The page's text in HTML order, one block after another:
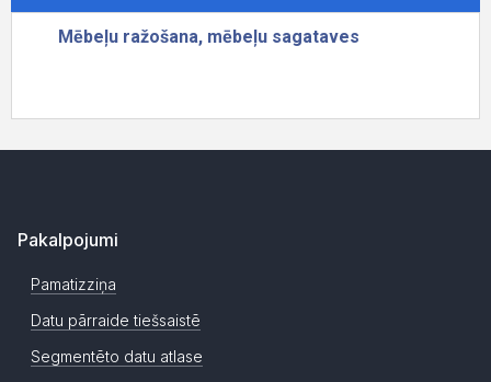
Pakalpojumi
Pamatizziņa
Datu pārraide tiešsaistē
Segmentēto datu atlase